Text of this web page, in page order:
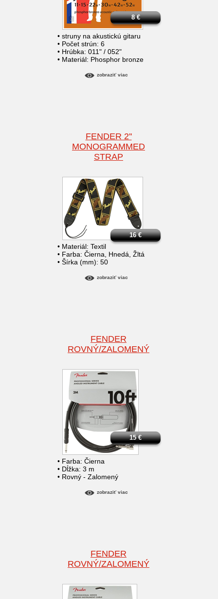
• struny na akustickú gitaru
• Počet strún: 6
• Hrúbka: 011" / 052"
• Materiál: Phosphor bronze
8€
zobraziť viac
FENDER 2''
MONOGRAMMED
STRAP
• Materiál: Textil
• Farba: Čierna, Hnedá, Žltá
• Šírka (mm): 50
16€
zobraziť viac
FENDER
ROVNÝ/ZALOMENÝ
• Farba: Čierna
• Dĺžka: 3 m
• Rovný - Zalomený
15€
zobraziť viac
FENDER
ROVNÝ/ZALOMENÝ